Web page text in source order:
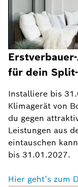
für dein
Installiere bis
Klimagerät von
du gegen
Leistungen aus
eintauschen
bis 31.01.2027.
Hier geht’s zum